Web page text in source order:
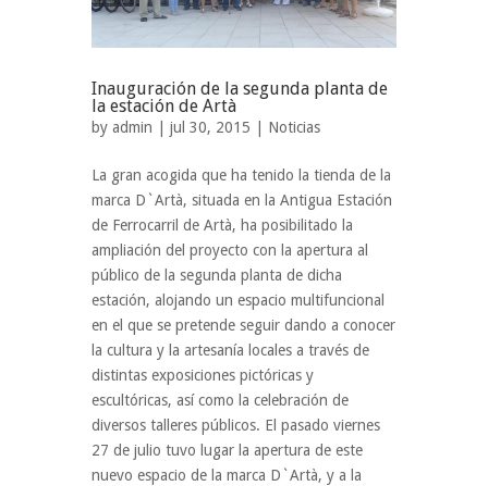
Inauguración de la segunda planta de
la estación de Artà
by admin | jul 30, 2015 | Noticias
La gran acogida que ha tenido la tienda de la
marca D`Artà, situada en la Antigua Estación
de Ferrocarril de Artà, ha posibilitado la
ampliación del proyecto con la apertura al
público de la segunda planta de dicha
estación, alojando un espacio multifuncional
en el que se pretende seguir dando a conocer
la cultura y la artesanía locales a través de
distintas exposiciones pictóricas y
escultóricas, así como la celebración de
diversos talleres públicos. El pasado viernes
27 de julio tuvo lugar la apertura de este
nuevo espacio de la marca D`Artà, y a la